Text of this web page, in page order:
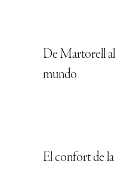
De Martorell al
mundo
El confort de la